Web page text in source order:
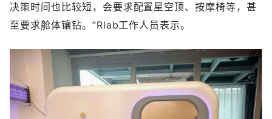
决策时间也比较短，会要求配置星空顶、按摩椅等，甚
至要求舱体镶钻。”Rlab工作人员表示。